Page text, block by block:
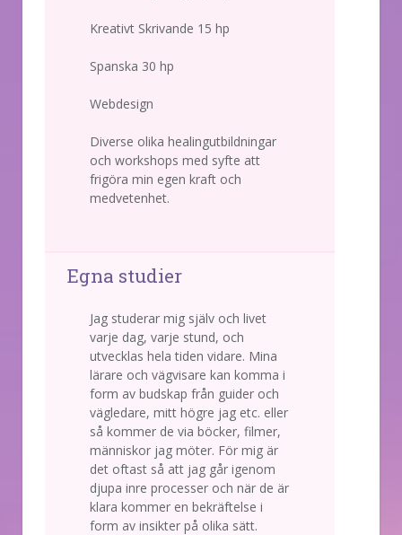
Kreativt Skrivande 15 hp
Spanska 30 hp
Webdesign
Diverse olika healingutbildningar
och workshops med syfte att
frigöra min egen kraft och
medvetenhet.
Egna studier
Jag studerar mig själv och livet
varje dag, varje stund, och
utvecklas hela tiden vidare. Mina
lärare och vägvisare kan komma i
form av budskap från guider och
vägledare, mitt högre jag etc. eller
så kommer de via böcker, filmer,
människor jag möter. För mig är
det oftast så att jag går igenom
djupa inre processer och när de är
klara kommer en bekräftelse i
form av insikter på olika sätt.